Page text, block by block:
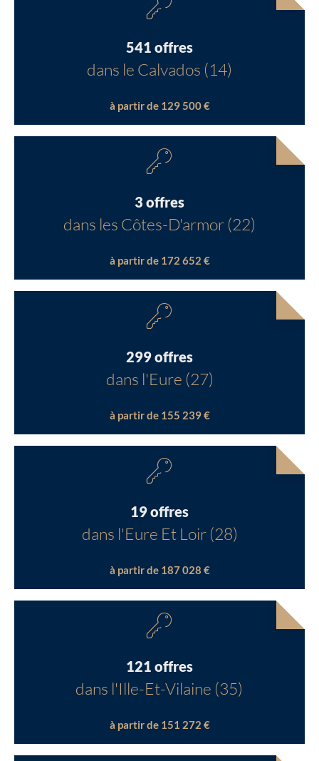
541 offres
dans le Calvados (14)
à partir de 129 500 €
3 offres
dans les Côtes-D'armor (22)
à partir de 172 652 €
299 offres
dans l'Eure (27)
à partir de 155 239 €
19 offres
dans l'Eure Et Loir (28)
à partir de 187 028 €
121 offres
dans l'Ille-Et-Vilaine (35)
à partir de 151 272 €